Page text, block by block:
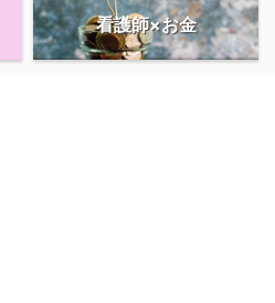
看護師×お金